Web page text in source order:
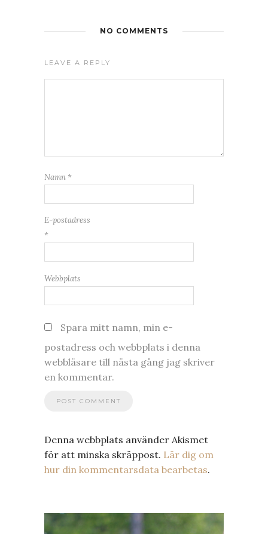
NO COMMENTS
LEAVE A REPLY
Namn *
E-postadress
*
Webbplats
Spara mitt namn, min e-
postadress och webbplats i denna
webbläsare till nästa gång jag skriver
en kommentar.
Denna webbplats använder Akismet
för att minska skräppost. Lär dig om
hur din kommentarsdata bearbetas.